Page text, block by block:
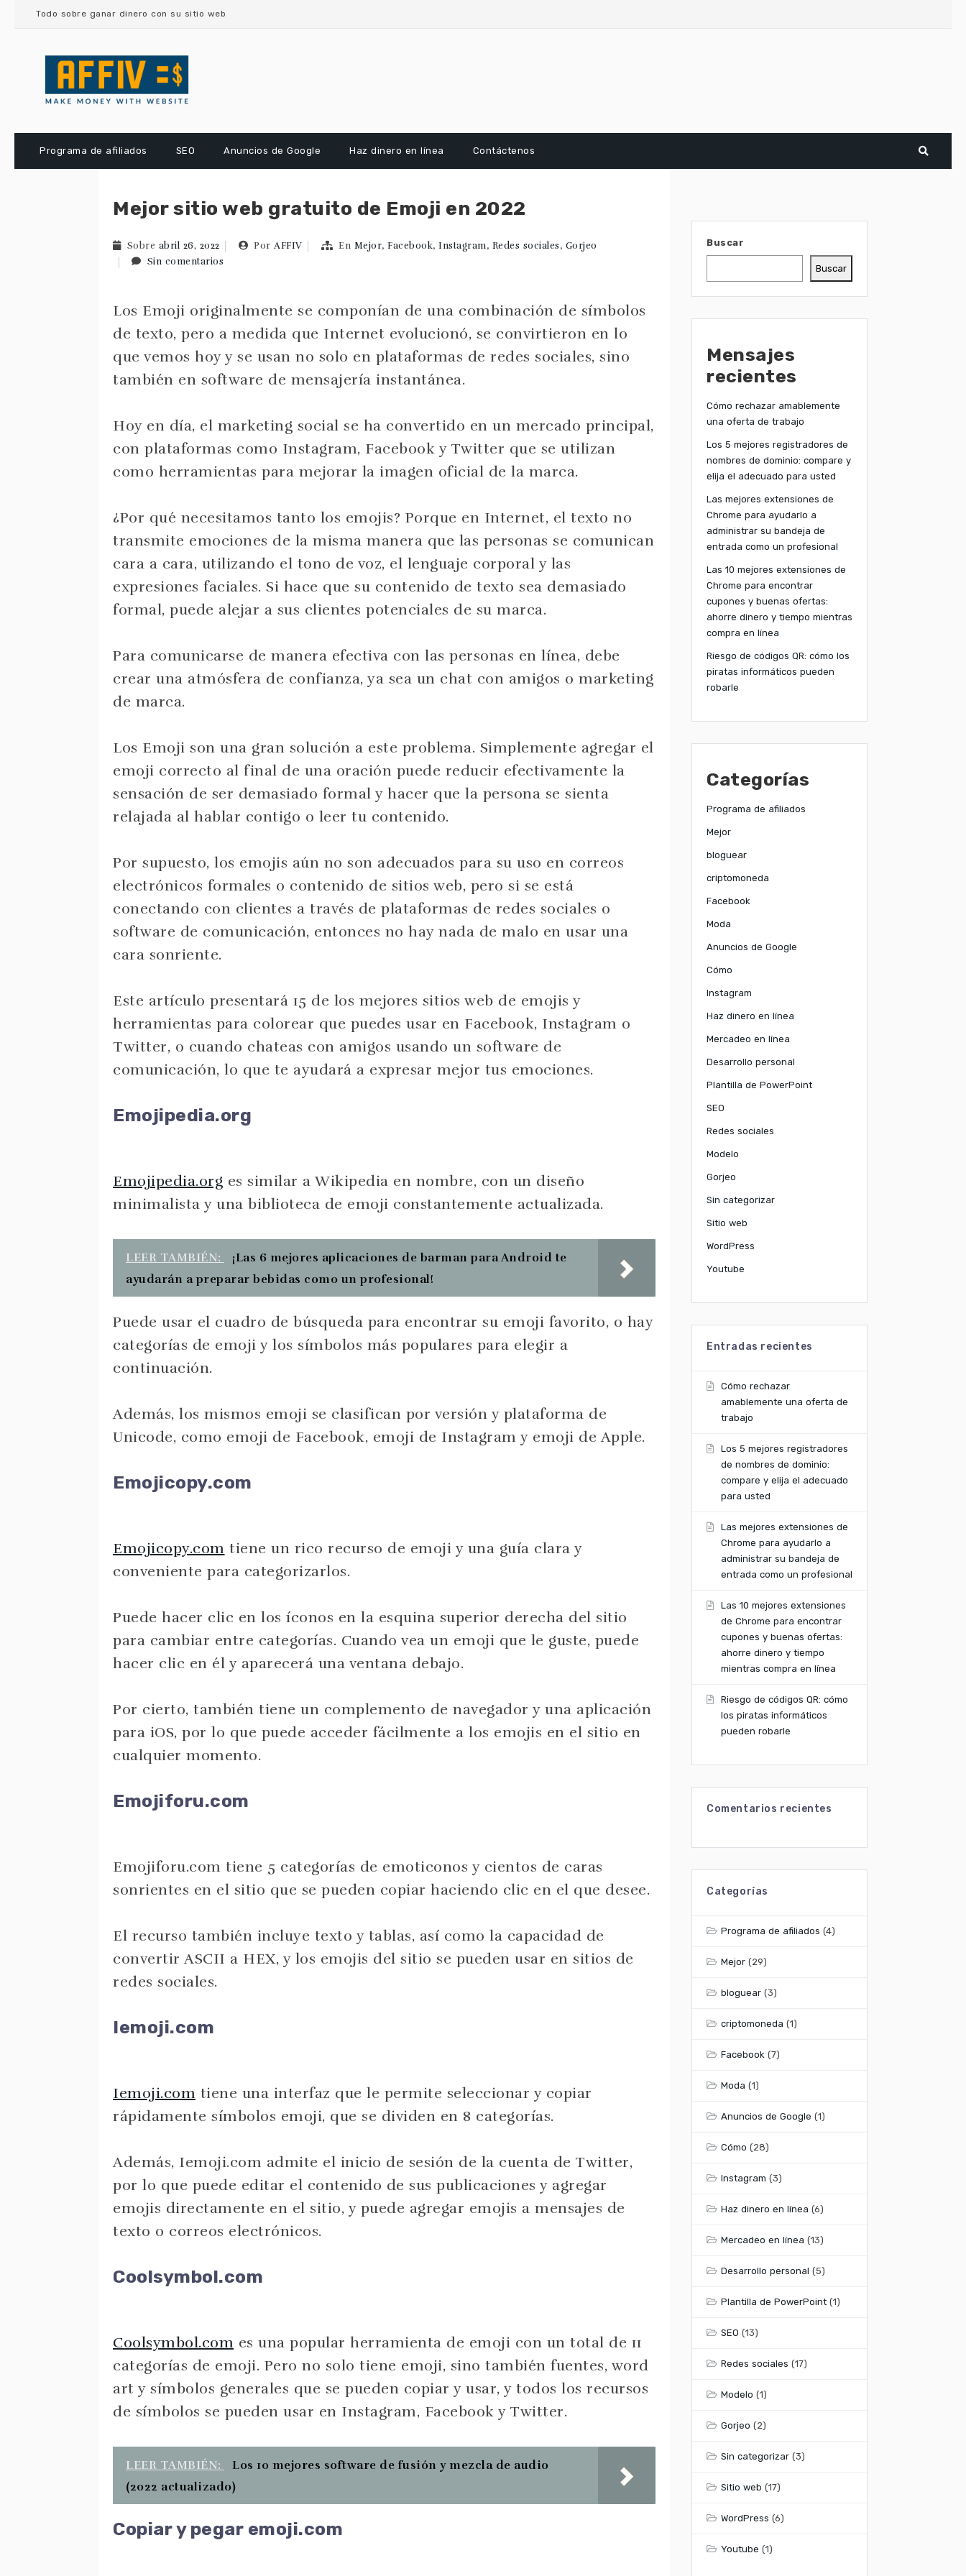
Todo sobre ganar dinero con su sitio web
Programa de afiliados SEO Anuncios de Google Haz dinero en línea Contáctenos
Mejor sitio web gratuito de Emoji en 2022
Sobre abril 26, 2022 Por AFFIV En Mejor,Facebook,Instagram, Redes sociales, Gorjeo
Sin comentarios
Los Emoji originalmente se componían de una combinación de símbolos
de texto, pero a medida que Internet evolucionó, se convirtieron en lo
que vemos hoy y se usan no solo en plataformas de redes sociales, sino
también en software de mensajería instantánea.
Hoy en día, el marketing social se ha convertido en un mercado principal,
con plataformas como Instagram, Facebook y Twitter que se utilizan
como herramientas para mejorar la imagen oficial de la marca.
¿Por qué necesitamos tanto los emojis? Porque en Internet, el texto no
transmite emociones de la misma manera que las personas se comunican
cara a cara, utilizando el tono de voz, el lenguaje corporal y las
expresiones faciales. Si hace que su contenido de texto sea demasiado
formal, puede alejar a sus clientes potenciales de su marca.
Para comunicarse de manera efectiva con las personas en línea, debe
crear una atmósfera de confianza, ya sea un chat con amigos o marketing
de marca.
Los Emoji son una gran solución a este problema. Simplemente agregar el
emoji correcto al final de una oración puede reducir efectivamente la
sensación de ser demasiado formal y hacer que la persona se sienta
relajada al hablar contigo o leer tu contenido.
Por supuesto, los emojis aún no son adecuados para su uso en correos
electrónicos formales o contenido de sitios web, pero si se está
conectando con clientes a través de plataformas de redes sociales o
software de comunicación, entonces no hay nada de malo en usar una
cara sonriente.
Este artículo presentará 15 de los mejores sitios web de emojis y
herramientas para colorear que puedes usar en Facebook, Instagram o
Twitter, o cuando chateas con amigos usando un software de
comunicación, lo que te ayudará a expresar mejor tus emociones.
Emojipedia.org
Emojipedia.org es similar a Wikipedia en nombre, con un diseño
minimalista y una biblioteca de emoji constantemente actualizada.
LEER TAMBIÉN:
¡Las 6 mejores aplicaciones de barman para Android te
ayudarán a preparar bebidas como un profesional!
Puede usar el cuadro de búsqueda para encontrar su emoji favorito, o hay
categorías de emoji y los símbolos más populares para elegir a
continuación.
Además, los mismos emoji se clasifican por versión y plataforma de
Unicode, como emoji de Facebook, emoji de Instagram y emoji de Apple.
Emojicopy.com
Emojicopy.com tiene un rico recurso de emoji y una guía clara y
conveniente para categorizarlos.
Puede hacer clic en los íconos en la esquina superior derecha del sitio
para cambiar entre categorías. Cuando vea un emoji que le guste, puede
hacer clic en él y aparecerá una ventana debajo.
Por cierto, también tiene un complemento de navegador y una aplicación
para iOS, por lo que puede acceder fácilmente a los emojis en el sitio en
cualquier momento.
Emojiforu.com
Emojiforu.com tiene 5 categorías de emoticonos y cientos de caras
sonrientes en el sitio que se pueden copiar haciendo clic en el que desee.
El recurso también incluye texto y tablas, así como la capacidad de
convertir ASCII a HEX, y los emojis del sitio se pueden usar en sitios de
redes sociales.
Iemoji.com
Iemoji.com tiene una interfaz que le permite seleccionar y copiar
rápidamente símbolos emoji, que se dividen en 8 categorías.
Además, Iemoji.com admite el inicio de sesión de la cuenta de Twitter,
por lo que puede editar el contenido de sus publicaciones y agregar
emojis directamente en el sitio, y puede agregar emojis a mensajes de
texto o correos electrónicos.
Coolsymbol.com
Coolsymbol.com es una popular herramienta de emoji con un total de 11
categorías de emoji. Pero no solo tiene emoji, sino también fuentes, word
art y símbolos generales que se pueden copiar y usar, y todos los recursos
de símbolos se pueden usar en Instagram, Facebook y Twitter.
LEER TAMBIÉN:
Los 10 mejores software de fusión y mezcla de audio
(2022 actualizado)
Copiar y pegar emoji.com
Buscar
Buscar
Mensajes
recientes
Cómo rechazar amablemente
una oferta de trabajo
Los 5 mejores registradores de
nombres de dominio: compare y
elija el adecuado para usted
Las mejores extensiones de
Chrome para ayudarlo a
administrar su bandeja de
entrada como un profesional
Las 10 mejores extensiones de
Chrome para encontrar
cupones y buenas ofertas:
ahorre dinero y tiempo mientras
compra en línea
Riesgo de códigos QR: cómo los
piratas informáticos pueden
robarle
Categorías
Programa de afiliados
Mejor
bloguear
criptomoneda
Facebook
Moda
Anuncios de Google
Cómo
Instagram
Haz dinero en línea
Mercadeo en línea
Desarrollo personal
Plantilla de PowerPoint
SEO
Redes sociales
Modelo
Gorjeo
Sin categorizar
Sitio web
WordPress
Youtube
Entradas recientes
Cómo rechazar
amablemente una oferta de
trabajo
Los 5 mejores registradores
de nombres de dominio:
compare y elija el adecuado
para usted
Las mejores extensiones de
Chrome para ayudarlo a
administrar su bandeja de
entrada como un profesional
Las 10 mejores extensiones
de Chrome para encontrar
cupones y buenas ofertas:
ahorre dinero y tiempo
mientras compra en línea
Riesgo de códigos QR: cómo
los piratas informáticos
pueden robarle
Comentarios recientes
Categorías
Programa de afiliados (4)
Mejor (29)
bloguear (3)
criptomoneda (1)
Facebook (7)
Moda (1)
Anuncios de Google (1)
Cómo (28)
Instagram (3)
Haz dinero en línea (6)
Mercadeo en línea (13)
Desarrollo personal (5)
Plantilla de PowerPoint (1)
SEO (13)
Redes sociales (17)
Modelo (1)
Gorjeo (2)
Sin categorizar (3)
Sitio web (17)
WordPress (6)
Youtube (1)